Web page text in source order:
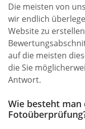
Die meisten von
wir endlich
Website zu
auf die meisten
die Sie
Antwort.
Wie besteht